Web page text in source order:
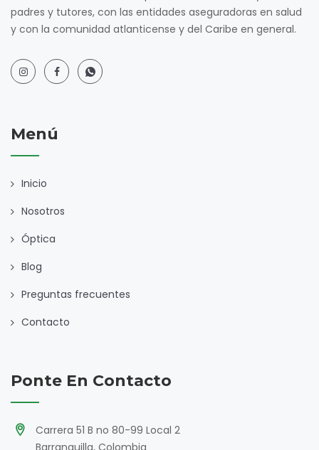
padres y tutores, con las entidades aseguradoras en salud
y con la comunidad atlanticense y del Caribe en general.
Menú
Inicio
Nosotros
Óptica
Blog
Preguntas frecuentes
Contacto
Ponte En Contacto
Carrera 51 B no 80-99 Local 2